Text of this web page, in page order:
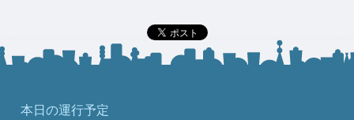
本日の運行予定